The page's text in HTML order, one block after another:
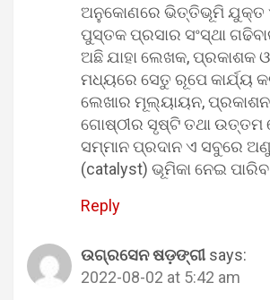
ଅନୁକୋଣରେ ଭିତ୍ତିଭୂମି ଯୁକ୍ତ
ପୁସ୍ତକ ପ୍ରସାର ସଂସ୍ଥା
ଅଛି ଯାହା ଲେଖକ, ପ୍ରକାଶକ
ମଧ୍ୟରେ ସେତୁ ରୂପେ କାର୍ଯ୍ୟ
ଲେଖାର ମୂଲ୍ୟାୟନ,
ଗୋଷ୍ଠୀର ସୃଷ୍ଟି ତଥା
ସମ୍ମାନ ପ୍ରଦାନ ଏ ସବୁରେ
(catalyst) ଭୂମିକା ନେଇ
Reply
ଉଗ୍ରସେନ ଷଡ଼ଙ୍ଗୀ says:
2022-08-02 at 5:42 am